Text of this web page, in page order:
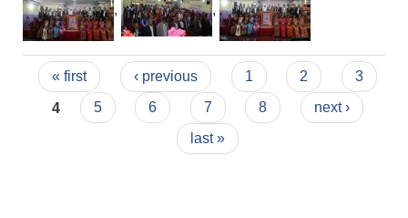
, ,
Pages
« first ‹ previous 1 2
3
4
5 6 7 8
next ›
last »